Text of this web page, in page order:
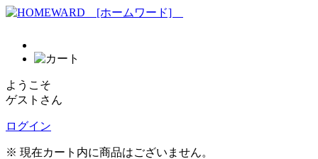
ようこそ
ゲストさん
ログイン
※ 現在カート内に商品はございません。